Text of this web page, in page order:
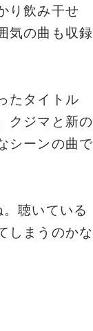
り飲み干せ
気の曲も収録
たタイトル
クジマと新の
シーンの曲で
聴いている
しまうのかな